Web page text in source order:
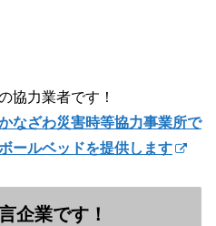
協力業者です！
なざわ災害時等協力事業所で
ールベッドを提供します
企業です！